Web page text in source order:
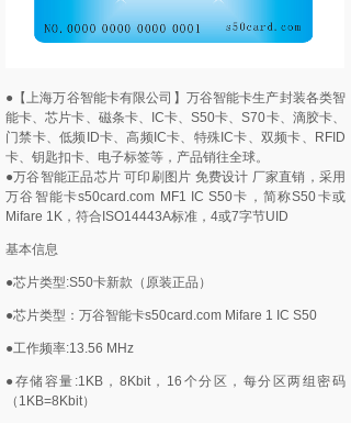
●【上海万谷智能卡有限公司】万谷智能卡生产封装各类智
能卡、芯片卡、磁条卡、IC卡、S50卡、S70卡、滴胶卡、
门禁卡、低频ID卡、高频IC卡、特殊IC卡、双频卡、RFID
卡、钥匙扣卡、电子标签等，产品销往全球。
●万谷智能正品芯片 可印刷图片 免费设计 厂家直销，采用
万谷智能卡s50card.com MF1 IC S50卡，简称S50卡或
Mifare 1K，符合ISO14443A标准，4或7字节UID
基本信息
●芯片类型:S50卡新款（原装正品）
●芯片类型：万谷智能卡s50card.com Mifare 1 IC S50
●工作频率:13.56 MHz
●存储容量:1KB，8Kbit，16个分区，每分区两组密码
（1KB=8Kbit）